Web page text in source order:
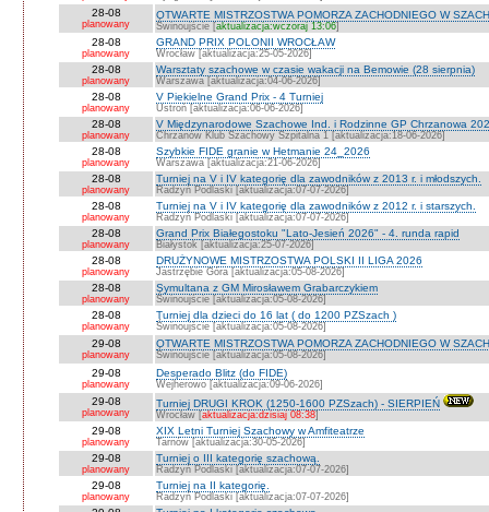
28-08
planowany
OTWARTE MISTRZOSTWA POMORZA ZACHODNIEGO W
Świnoujście [aktualizacja:wczoraj 13:06]
28-08
planowany
GRAND PRIX POLONII WROCŁAW
Wrocław [aktualizacja:25-05-2026]
28-08
planowany
Warsztaty szachowe w czasie wakacji na Bemowie (28 sierpnia)
Warszawa [aktualizacja:04-06-2026]
28-08
planowany
V Piekielne Grand Prix - 4 Turniej
Ustroń [aktualizacja:06-06-2026]
28-08
planowany
V Międzynarodowe Szachowe Ind. i Rodzinne GP Chrzanowa
Chrzanów Klub Szachowy Szpitalna 1 [aktualizacja:18-06-2026]
28-08
planowany
Szybkie FIDE granie w Hetmanie 24_2026
Warszawa [aktualizacja:21-06-2026]
28-08
planowany
Turniej na V i IV kategorię dla zawodników z 2013 r. i młodszych.
Radzyń Podlaski [aktualizacja:07-07-2026]
28-08
planowany
Turniej na V i IV kategorię dla zawodników z 2012 r. i starszych.
Radzyń Podlaski [aktualizacja:07-07-2026]
28-08
planowany
Grand Prix Białegostoku "Lato-Jesień 2026" - 4. runda rapid
Białystok [aktualizacja:25-07-2026]
28-08
planowany
DRUŻYNOWE MISTRZOSTWA POLSKI II LIGA 2026
Jastrzębie Góra [aktualizacja:05-08-2026]
28-08
planowany
Symultana z GM Mirosławem Grabarczykiem
Świnoujście [aktualizacja:05-08-2026]
28-08
planowany
Turniej dla dzieci do 16 lat ( do 1200 PZSzach )
Świnoujście [aktualizacja:05-08-2026]
29-08
planowany
OTWARTE MISTRZOSTWA POMORZA ZACHODNIEGO W
Świnoujście [aktualizacja:05-08-2026]
29-08
planowany
Desperado Blitz (do FIDE)
Wejherowo [aktualizacja:09-06-2026]
29-08
planowany
Turniej DRUGI KROK (1250-1600 PZSzach) - SIERPIEŃ
Wrocław [aktualizacja:dzisiaj 08:38]
29-08
planowany
XIX Letni Turniej Szachowy w Amfiteatrze
Tarnów [aktualizacja:30-05-2026]
29-08
planowany
Turniej o III kategorię szachową.
Radzyń Podlaski [aktualizacja:07-07-2026]
29-08
planowany
Turniej na II kategorię.
Radzyń Podlaski [aktualizacja:07-07-2026]